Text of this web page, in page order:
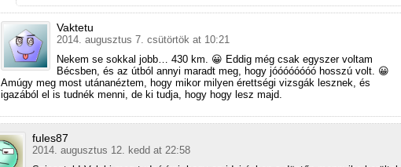
Vaktetu
2014. augusztus 7. csütörtök at 10:21
Nekem se sokkal jobb… 430 km. 😀 Eddig még csak egyszer voltam
Bécsben, és az útból annyi maradt meg, hogy jóóóóóóóó hosszú volt. 😀
Amúgy meg most utánanéztem, hogy mikor milyen érettségi vizsgák lesznek, és
igazából el is tudnék menni, de ki tudja, hogy hogy lesz majd.
fules87
2014. augusztus 12. kedd at 22:58